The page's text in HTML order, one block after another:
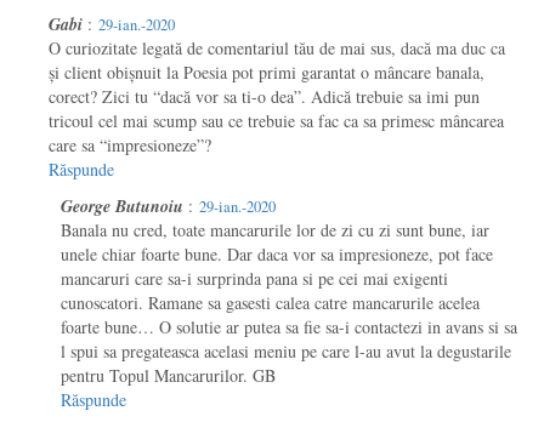
Gabi : 29-ian.-2020
O curiozitate legată de comentariul tău de mai sus, dacă ma duc ca
și client obișnuit la Poesia pot primi garantat o mâncare banala,
corect? Zici tu “dacă vor sa ti-o dea”. Adică trebuie sa imi pun
tricoul cel mai scump sau ce trebuie sa fac ca sa primesc mâncarea
care sa “impresioneze”?
Răspunde
George Butunoiu : 29-ian.-2020
Banala nu cred, toate mancarurile lor de zi cu zi sunt bune, iar
unele chiar foarte bune. Dar daca vor sa impresioneze, pot face
mancaruri care sa-i surprinda pana si pe cei mai exigenti
cunoscatori. Ramane sa gasesti calea catre mancarurile acelea
foarte bune… O solutie ar putea sa fie sa-i contactezi in avans si sa
l spui sa pregateasca acelasi meniu pe care l-au avut la degustarile
pentru Topul Mancarurilor. GB
Răspunde